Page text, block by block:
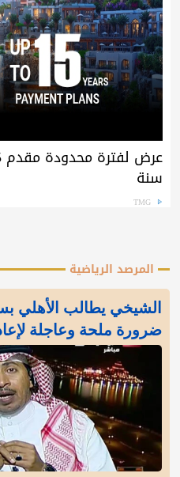
سنة
TMG
المرصد الرياضية
الشيخي يطالب
ضرورة ملحة وعاجلة